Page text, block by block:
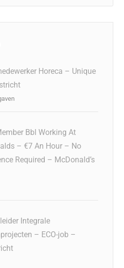
Horeca – Unique
Bbl Working At
– €7 An Hour – No
Required – McDonald’s
Integrale
– ECO-job –